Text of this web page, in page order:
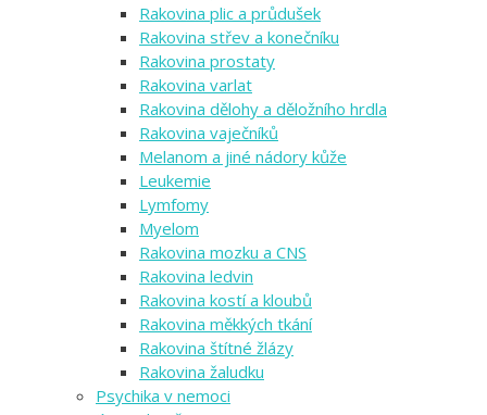
Rakovina plic a průdušek
Rakovina střev a konečníku
Rakovina prostaty
Rakovina varlat
Rakovina dělohy a děložního hrdla
Rakovina vaječníků
Melanom a jiné nádory kůže
Leukemie
Lymfomy
Myelom
Rakovina mozku a CNS
Rakovina ledvin
Rakovina kostí a kloubů
Rakovina měkkých tkání
Rakovina štítné žlázy
Rakovina žaludku
Psychika v nemoci